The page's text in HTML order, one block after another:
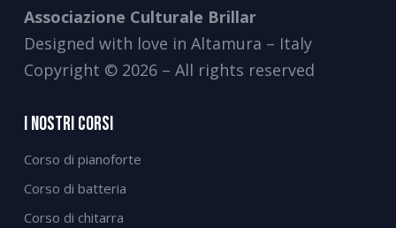
Associazione Culturale Brillar
Designed with love in Altamura – Italy
Copyright © 2026 – All rights reserved
I Nostri Corsi
Corso di pianoforte
Corso di batteria
Corso di chitarra